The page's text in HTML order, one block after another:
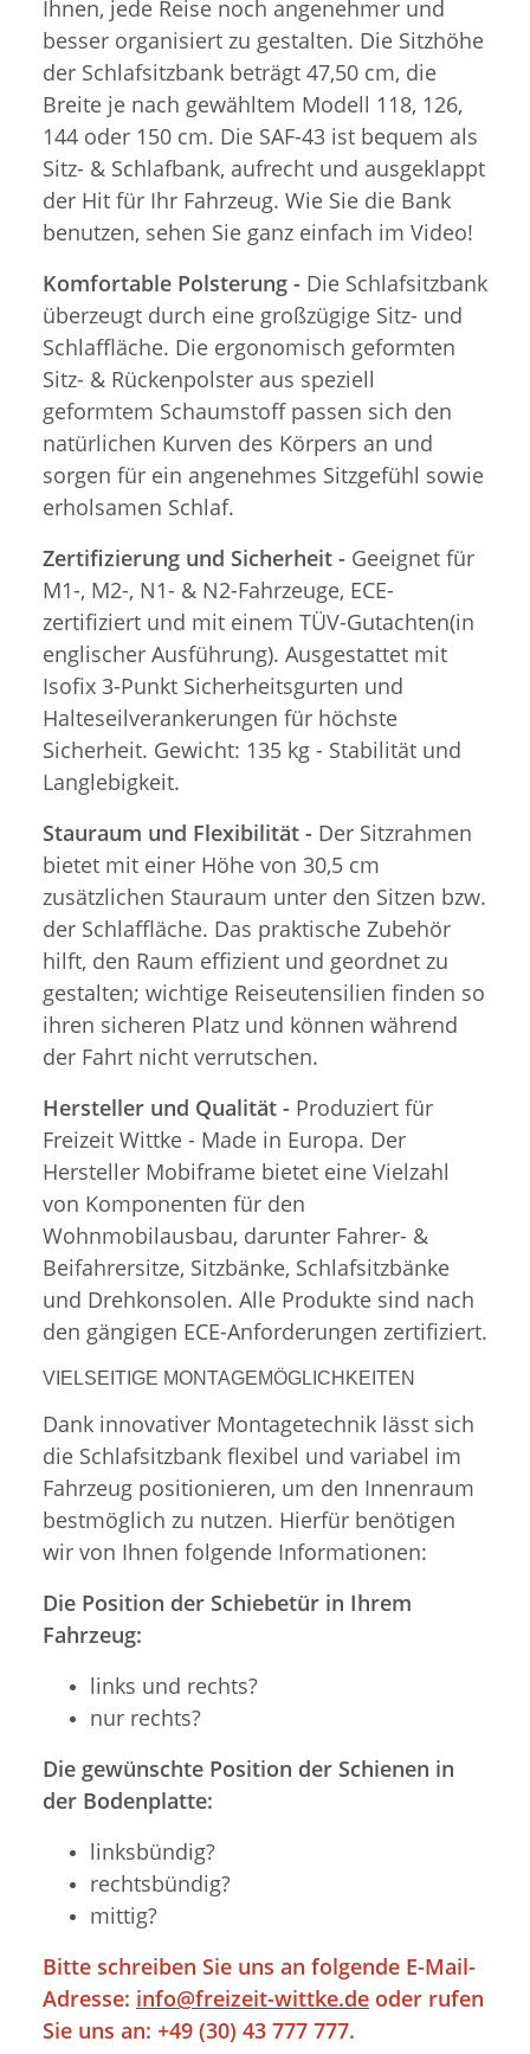
Ihnen, jede Reise noch angenehmer und
besser organisiert zu gestalten. Die Sitzhöhe
der Schlafsitzbank beträgt 47,50 cm, die
Breite je nach gewähltem Modell 118, 126,
144 oder 150 cm. Die SAF-43 ist bequem als
Sitz- & Schlafbank, aufrecht und ausgeklappt
der Hit für Ihr Fahrzeug. Wie Sie die Bank
benutzen, sehen Sie ganz einfach im Video!
Komfortable Polsterung - Die Schlafsitzbank
überzeugt durch eine großzügige Sitz- und
Schlaffläche. Die ergonomisch geformten
Sitz- & Rückenpolster aus speziell
geformtem Schaumstoff passen sich den
natürlichen Kurven des Körpers an und
sorgen für ein angenehmes Sitzgefühl sowie
erholsamen Schlaf.
Zertifizierung und Sicherheit - Geeignet für
M1-, M2-, N1- & N2-Fahrzeuge, ECE-
zertifiziert und mit einem TÜV-Gutachten(in
englischer Ausführung). Ausgestattet mit
Isofix 3-Punkt Sicherheitsgurten und
Halteseilverankerungen für höchste
Sicherheit. Gewicht: 135 kg - Stabilität und
Langlebigkeit.
Stauraum und Flexibilität - Der Sitzrahmen
bietet mit einer Höhe von 30,5 cm
zusätzlichen Stauraum unter den Sitzen bzw.
der Schlaffläche. Das praktische Zubehör
hilft, den Raum effizient und geordnet zu
gestalten; wichtige Reiseutensilien finden so
ihren sicheren Platz und können während
der Fahrt nicht verrutschen.
Hersteller und Qualität - Produziert für
Freizeit Wittke - Made in Europa. Der
Hersteller Mobiframe bietet eine Vielzahl
von Komponenten für den
Wohnmobilausbau, darunter Fahrer- &
Beifahrersitze, Sitzbänke, Schlafsitzbänke
und Drehkonsolen. Alle Produkte sind nach
den gängigen ECE-Anforderungen zertifiziert.
VIELSEITIGE MONTAGEMÖGLICHKEITEN
Dank innovativer Montagetechnik lässt sich
die Schlafsitzbank flexibel und variabel im
Fahrzeug positionieren, um den Innenraum
bestmöglich zu nutzen. Hierfür benötigen
wir von Ihnen folgende Informationen:
Die Position der Schiebetür in Ihrem
Fahrzeug:
links und rechts?
nur rechts?
Die gewünschte Position der Schienen in
der Bodenplatte:
linksbündig?
rechtsbündig?
mittig?
Bitte schreiben Sie uns an folgende E-Mail-
Adresse: info@freizeit-wittke.de oder rufen
Sie uns an: +49 (30) 43 777 777.